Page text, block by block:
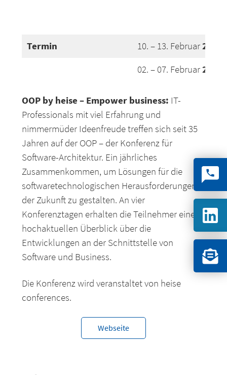
Termin 10. – 13. Februar2026
02. – 07. Februar2027
OOP by heise – Empower business: IT-
Professionals mit viel Erfahrung und
nimmermüder Ideenfreude treffen sich seit 35
Jahren auf der OOP – der Konferenz für
Software-Architektur. Ein jährliches
Zusammenkommen, um Lösungen für die
softwaretechnologischen Herausforderungen
der Zukunft zu gestalten. An vier
Konferenztagen erhalten die Teilnehmer einen
hochaktuellen Überblick über die
Entwicklungen an der Schnittstelle von
Software und Business.
Die Konferenz wird veranstaltet von heise
conferences.
Webseite